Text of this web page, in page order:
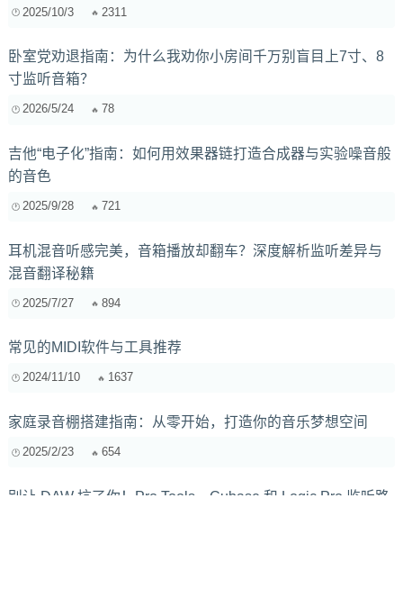
2025/10/3 2311
卧室党劝退指南：为什么我劝你小房间千万别盲目上7寸、8
寸监听音箱？
2026/5/24 78
吉他“电子化”指南：如何用效果器链打造合成器与实验噪音般
的音色
2025/9/28 721
耳机混音听感完美，音箱播放却翻车？深度解析监听差异与
混音翻译秘籍
2025/7/27 894
常见的MIDI软件与工具推荐
2024/11/10 1637
家庭录音棚搭建指南：从零开始，打造你的音乐梦想空间
2025/2/23 654
别让 DAW 坑了你！Pro Tools、Cubase 和 Logic Pro 监听路